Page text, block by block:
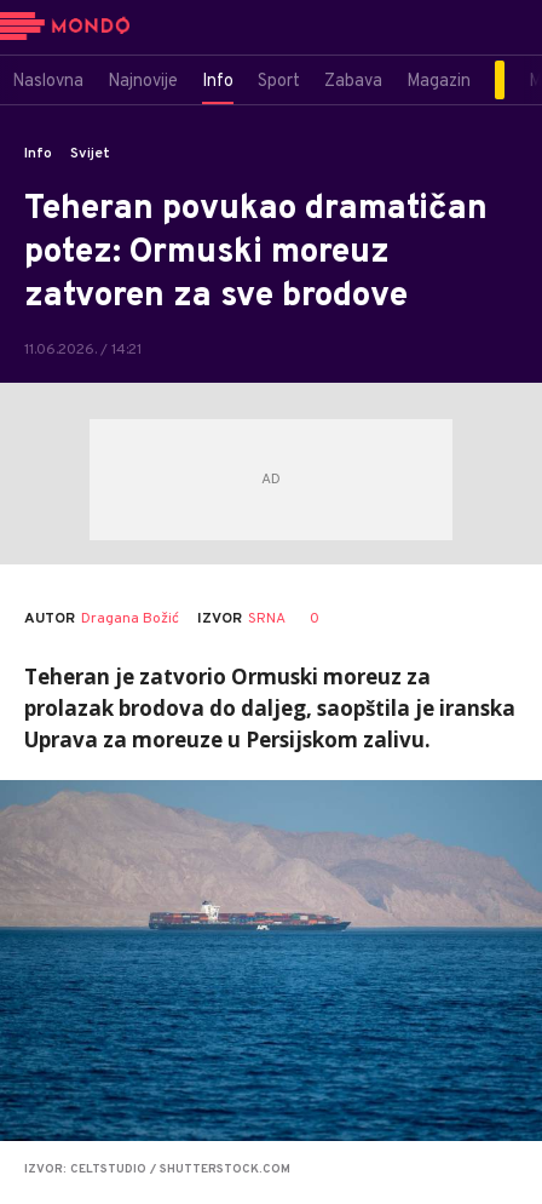
Naslovna Najnovije Info Sport Zabava Magazin
Info Svijet
Teheran povukao dramatičan
potez: Ormuski moreuz
zatvoren za sve brodove
11.06.2026. / 14:21
AUTOR Dragana Božić IZVOR SRNA 0
Teheran je zatvorio Ormuski moreuz za
prolazak brodova do daljeg, saopštila je iranska
Uprava za moreuze u Persijskom zalivu.
IZVOR: CELTSTUDIO / SHUTTERSTOCK.COM